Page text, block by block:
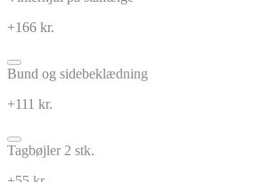
+166 kr.
Bund og sidebeklædning
+111 kr.
Tagbøjler 2 stk.